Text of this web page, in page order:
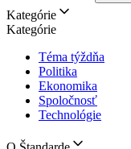
Kategórie
Kategórie
Téma týždňa
Politika
Ekonomika
Spoločnosť
Technológie